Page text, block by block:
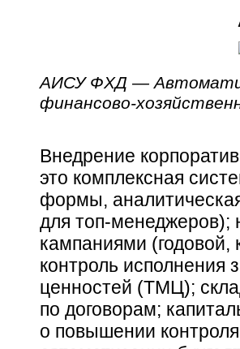
АИСУ ФХД —
финансово-
Внедрение
это комплексная
формы,
для топ-менеджеров);
кампаниями (годовой,
контроль исполнения
ценностей (ТМЦ);
по договорам;
о повышении